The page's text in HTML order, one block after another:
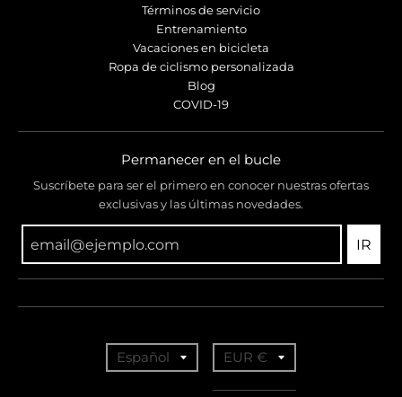
Términos de servicio
Entrenamiento
Vacaciones en bicicleta
Ropa de ciclismo personalizada
Blog
COVID-19
Permanecer en el bucle
Suscríbete para ser el primero en conocer nuestras ofertas
exclusivas y las últimas novedades.
IR
Español EUR €